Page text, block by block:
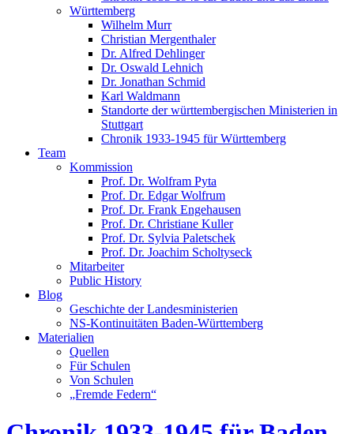
Württemberg
Wilhelm Murr
Christian Mergenthaler
Dr. Alfred Dehlinger
Dr. Oswald Lehnich
Dr. Jonathan Schmid
Karl Waldmann
Standorte der württembergischen Ministerien in
Stuttgart
Chronik 1933-1945 für Württemberg
Team
Kommission
Prof. Dr. Wolfram Pyta
Prof. Dr. Edgar Wolfrum
Prof. Dr. Frank Engehausen
Prof. Dr. Christiane Kuller
Prof. Dr. Sylvia Paletschek
Prof. Dr. Joachim Scholtyseck
Mitarbeiter
Public History
Blog
Geschichte der Landesministerien
NS-Kontinuitäten Baden-Württemberg
Materialien
Quellen
Für Schulen
Von Schulen
„Fremde Federn“